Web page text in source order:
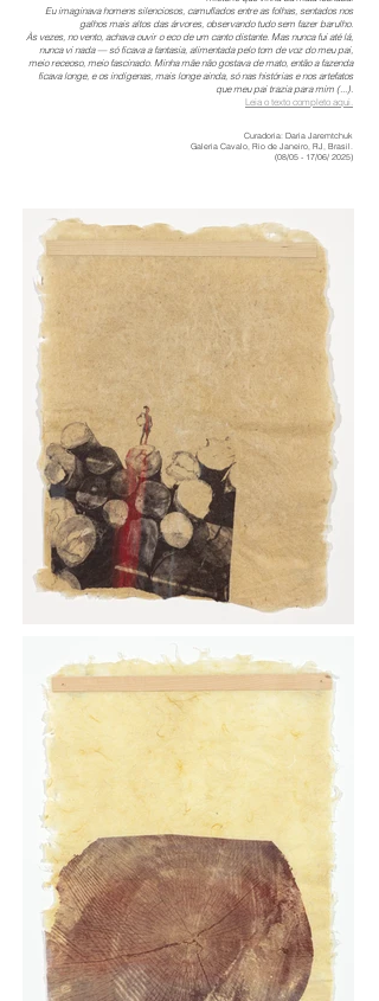
Eu imaginava homens silenciosos, camuflados entre as folhas, sentados nos
galhos mais altos das árvores, observando tudo sem fazer barulho.
Às vezes, no vento, achava ouvir o eco de um canto distante. Mas nunca fui até lá,
nunca vi nada — só ficava a fantasia, alimentada pelo tom de voz do meu pai,
meio receoso, meio fascinado. Minha mãe não gostava de mato, então a fazenda
ficava longe, e os indígenas, mais longe ainda, só nas histórias e nos artefatos
que meu pai trazia para mim (...).
Leia o texto completo aqui.
Curadoria: Daria Jaremtchuk
Galeria Cavalo, Rio de Janeiro, RJ, Brasil.
(08/05 - 17/06/ 2025)